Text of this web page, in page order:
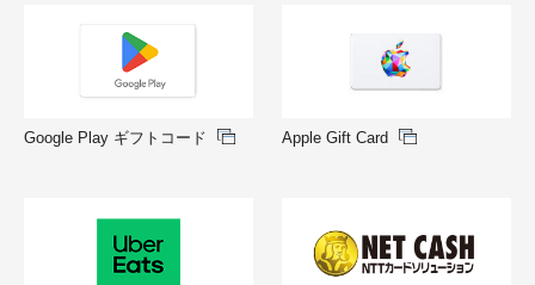
Google Play ギフトコード Apple Gift Card